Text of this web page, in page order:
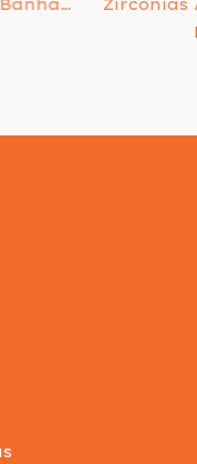
Zircônias